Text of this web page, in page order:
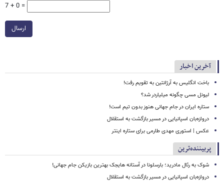
7 + 0 =
ارسال
آخرین اخبار
باخت انگلیس به آرژانتین به تقویم رفت!
لیونل مسی چگونه میلیاردر شد؟
ستاره ایران در جام جهانی هنوز بدون تیم است!
دروازه‌بان اسپانیایی در مسیر بازگشت به استقلال
عکس | استوری مهدی طارمی برای ستاره اینتر
پربیننده‌ترین
شوک به رئال مادرید؛ بارسلونا در آستانه هایجک بهترین بازیکن جام جهانی!
دروازه‌بان اسپانیایی در مسیر بازگشت به استقلال